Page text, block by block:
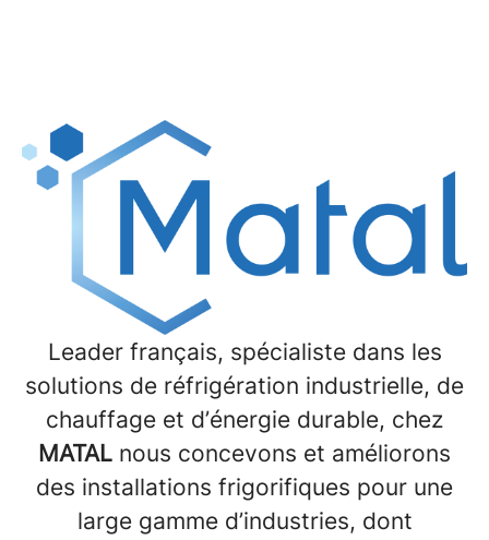
Leader français, spécialiste dans les
solutions de réfrigération industrielle, de
chauffage et d’énergie durable, chez
MATAL nous concevons et améliorons
des installations frigorifiques pour une
large gamme d’industries, dont